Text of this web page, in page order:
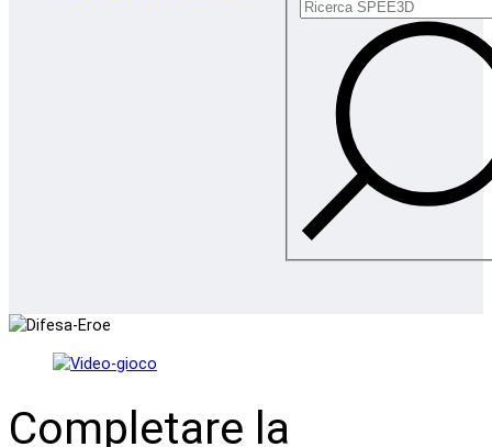
Completare la